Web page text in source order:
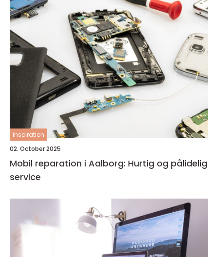
inspiration
02. October 2025
Mobil reparation i Aalborg: Hurtig og pålidelig
service